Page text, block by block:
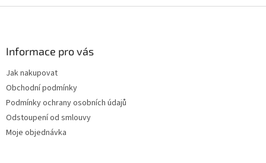
Informace pro vás
Jak nakupovat
Obchodní podmínky
Podmínky ochrany osobních údajů
Odstoupení od smlouvy
Moje objednávka